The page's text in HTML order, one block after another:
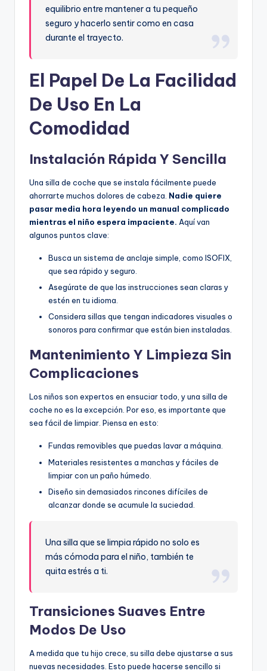
equilibrio entre mantener a tu pequeño
seguro y hacerlo sentir como en casa
durante el trayecto.
El Papel De La Facilidad
De Uso En La
Comodidad
Instalación Rápida Y Sencilla
Una silla de coche que se instala fácilmente puede
ahorrarte muchos dolores de cabeza. Nadie quiere
pasar media hora leyendo un manual complicado
mientras el niño espera impaciente. Aquí van
algunos puntos clave:
Busca un sistema de anclaje simple, como ISOFIX,
que sea rápido y seguro.
Asegúrate de que las instrucciones sean claras y
estén en tu idioma.
Considera sillas que tengan indicadores visuales o
sonoros para confirmar que están bien instaladas.
Mantenimiento Y Limpieza Sin
Complicaciones
Los niños son expertos en ensuciar todo, y una silla de
coche no es la excepción. Por eso, es importante que
sea fácil de limpiar. Piensa en esto:
Fundas removibles que puedas lavar a máquina.
Materiales resistentes a manchas y fáciles de
limpiar con un paño húmedo.
Diseño sin demasiados rincones difíciles de
alcanzar donde se acumule la suciedad.
Una silla que se limpia rápido no solo es
más cómoda para el niño, también te
quita estrés a ti.
Transiciones Suaves Entre
Modos De Uso
A medida que tu hijo crece, su silla debe ajustarse a sus
nuevas necesidades. Esto puede hacerse sencillo si